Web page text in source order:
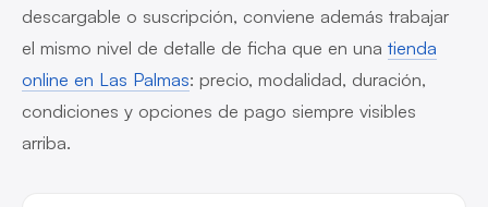
descargable o suscripción, conviene además trabajar
el mismo nivel de detalle de ficha que en una tienda
online en Las Palmas: precio, modalidad, duración,
condiciones y opciones de pago siempre visibles
arriba.
Advanze
en línea